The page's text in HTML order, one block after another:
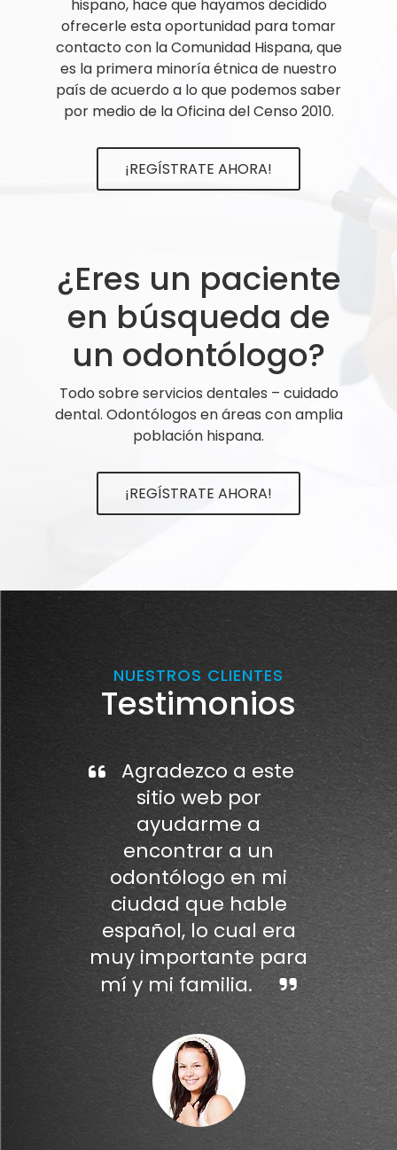
hispano, hace que hayamos decidido
ofrecerle esta oportunidad para tomar
contacto con la Comunidad Hispana, que
es la primera minoría étnica de nuestro
país de acuerdo a lo que podemos saber
por medio de la Oficina del Censo 2010.
¡REGÍSTRATE AHORA!
¿Eres un paciente
en búsqueda de
un odontólogo?
Todo sobre servicios dentales – cuidado
dental. Odontólogos en áreas con amplia
población hispana.
¡REGÍSTRATE AHORA!
NUESTROS CLIENTES
Testimonios
Agradezco a este
sitio web por
ayudarme a
encontrar a un
odontólogo en mi
ciudad que hable
español, lo cual era
muy importante para
mí y mi familia.